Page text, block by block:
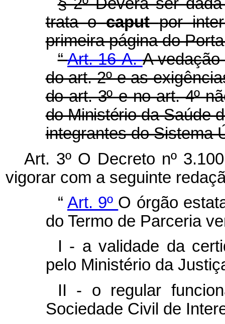
§ 2º Deverá ser
trata ocaputpor
primeira página do
“Art. 16-A.A
do art. 2º e as
do art. 3º e no art. 4º
do Ministérioda Saúde
integrantes do Sistema
Art. 3º O Decreto nº
vigorar com a seguinte
“ Art. 9º O órgão
do Termo de Parceria
I - a validade da
pelo Ministério da
II - o regular
Sociedade Civil de